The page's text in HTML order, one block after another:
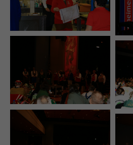
Cybersteel Inc.
376-293 City Road, Suite 600
San Francisco, CA 94102
Have any questions?
+44 1234 567 890
Drop us a line
info@yourdomain.com